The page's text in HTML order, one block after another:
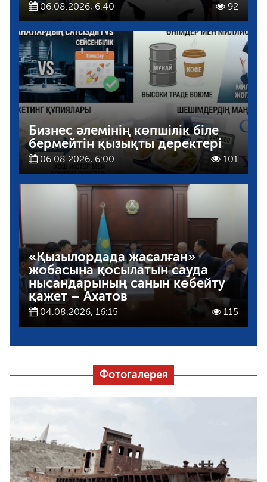
06.08.2026, 6:40 92
Бизнес әлемінің көпшілік біле
бермейтін қызықты деректері
06.08.2026, 6:00 101
«Қызылордада жасалған»
жобасына қосылатын сауда
нысандарының санын көбейту
қажет – Ахатов
04.08.2026, 16:15 115
Фотогалерея